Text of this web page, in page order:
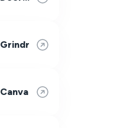
Grindr
Canva